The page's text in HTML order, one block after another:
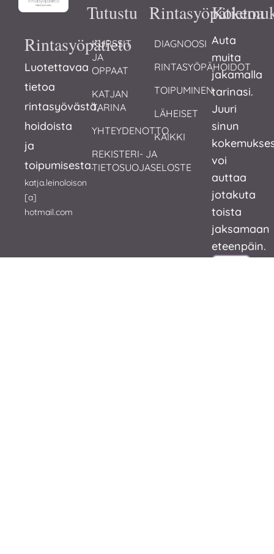
Rintasyöpätieto
Luotettavaa
tietoa
rintasyövästä,
hoidoista
ja
toipumisesta.
katja.leinoloison
[a]
hotmail.com
Tutustu
KURSSIT
JA
OPPAAT
KATJAN
TARINA
YHTEYDENOTTO
REKISTERI- JA
TIETOSUOJASELOSTE
Rintasyöpätietoa
DIAGNOOSI
RINTASYÖPÄHOIDOT
TOIPUMINEN
LÄHEISET
KAIKKI
Auta
muita
jakamalla
tarinasi.
Juuri
sinun
voi
auttaa
jotakuta
toista
jaksamaan
eteenpäin.